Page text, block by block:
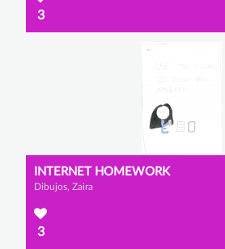
3
INTERNET HOMEWORK
Dibujos, Zaira
3